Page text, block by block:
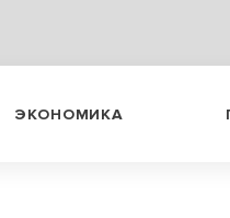
ЭКОНОМИКА